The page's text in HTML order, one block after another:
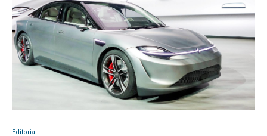
Editorial